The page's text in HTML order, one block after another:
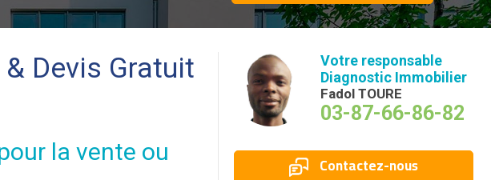
& Devis Gratuit
la vente ou
Votre responsable
Diagnostic Immobilier
Fadol TOURE
03-87-66-86-82
Contactez-nous